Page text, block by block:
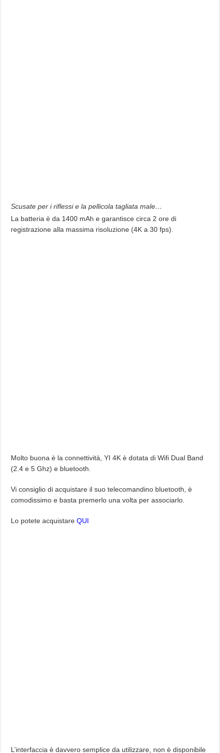
Scusate per i riflessi e la pellicola tagliata male…
La batteria è da 1400 mAh e garantisce circa 2 ore di
registrazione alla massima risoluzione (4K a 30 fps).
Molto buona è la connettività, YI 4K è dotata di Wifi Dual Band
(2.4 e 5 Ghz) e bluetooth.
Vi consiglio di acquistare il suo telecomandino bluetooth, è
comodissimo e basta premerlo una volta per associarlo.
Lo potete acquistareQUI
L’interfaccia è davvero semplice da utilizzare, non è disponibile